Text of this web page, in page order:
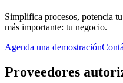
Simplifica procesos, potencia
más importante: tu negocio.
Agenda una demostración
Proveedores